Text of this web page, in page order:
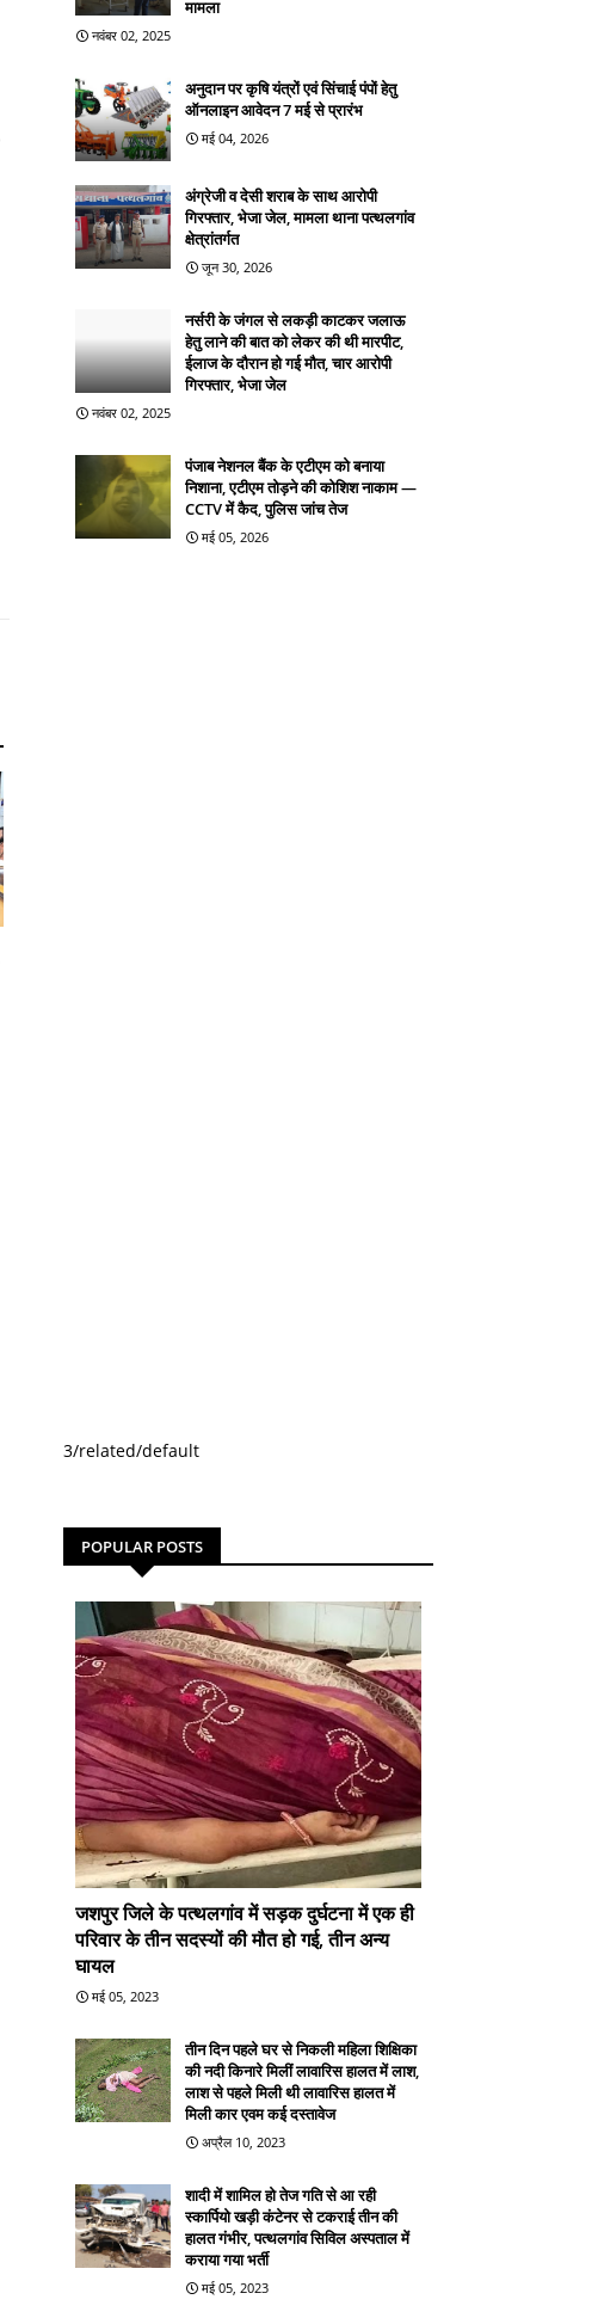
मामला
नवंबर 02, 2025
अनुदान पर कृषि यंत्रों एवं सिंचाई पंपों हेतु
ऑनलाइन आवेदन 7 मई से प्रारंभ
मई 04, 2026
अंग्रेजी व देसी शराब के साथ आरोपी
गिरफ्तार, भेजा जेल, मामला थाना पत्थलगांव
क्षेत्रांतर्गत
जून 30, 2026
नर्सरी के जंगल से लकड़ी काटकर जलाऊ
हेतु लाने की बात को लेकर की थी मारपीट,
ईलाज के दौरान हो गई मौत, चार आरोपी
गिरफ्तार, भेजा जेल
नवंबर 02, 2025
पंजाब नेशनल बैंक के एटीएम को बनाया
निशाना, एटीएम तोड़ने की कोशिश नाकाम —
CCTV में कैद, पुलिस जांच तेज
मई 05, 2026
3/related/default
POPULAR POSTS
जशपुर जिले के पत्थलगांव में सड़क दुर्घटना में एक ही
परिवार के तीन सदस्यों की मौत हो गई, तीन अन्य
घायल
मई 05, 2023
तीन दिन पहले घर से निकली महिला शिक्षिका
की नदी किनारे मिलीं लावारिस हालत में लाश,
लाश से पहले मिली थी लावारिस हालत में
मिली कार एवम कई दस्तावेज
अप्रैल 10, 2023
शादी में शामिल हो तेज गति से आ रही
स्कार्पियो खड़ी कंटेनर से टकराई तीन की
हालत गंभीर, पत्थलगांव सिविल अस्पताल में
कराया गया भर्ती
मई 05, 2023